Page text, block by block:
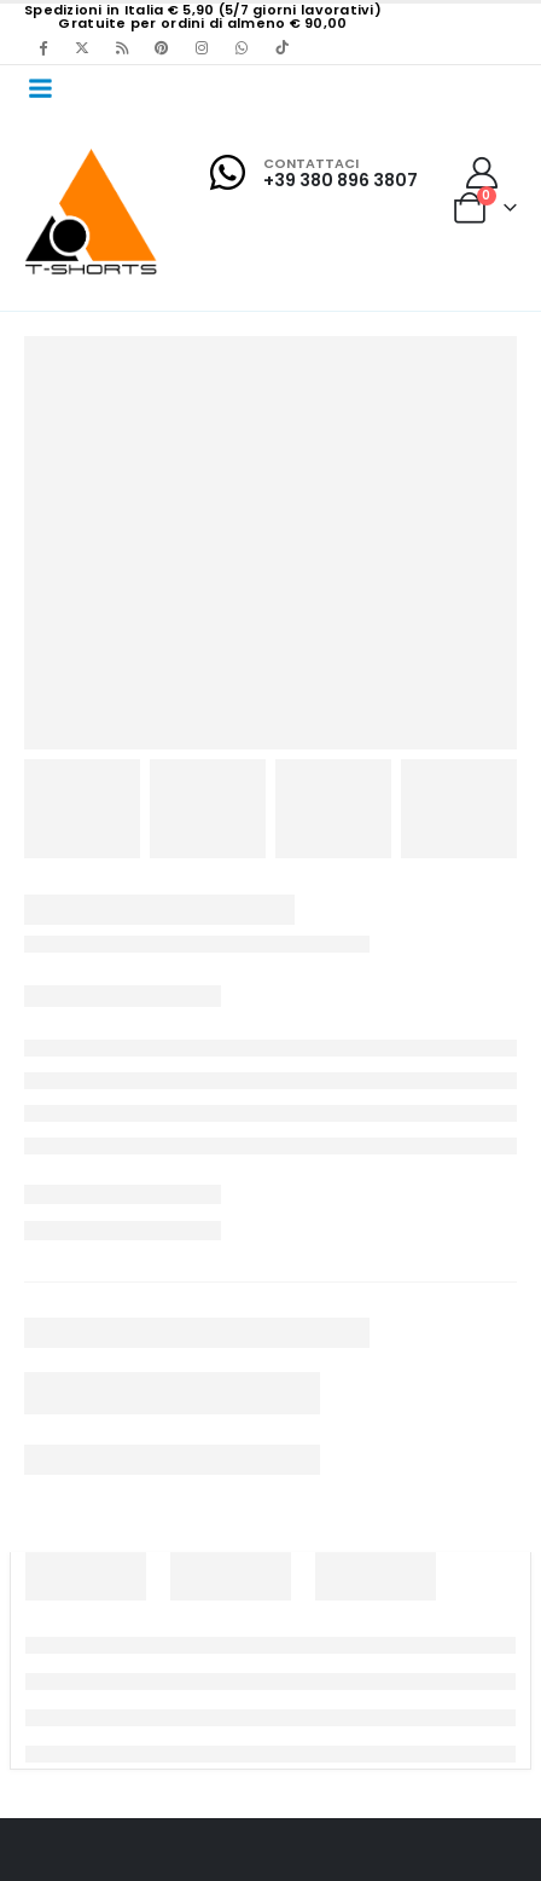
Spedizioni in Italia € 5,90 (5/7 giorni lavorativi)
Gratuite per ordini di almeno € 90,00
CONTATTACI
+39 380 896 3807
0